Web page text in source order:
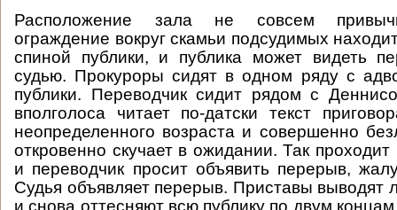
Расположение зала не совсем
ограждение вокруг скамьи подсудимых
спиной публики, и публика может видеть
судью. Прокуроры сидят в одном ряду с
публики. Переводчик сидит рядом с
вполголоса читает по-датски текст
неопределенного возраста и совершенно
откровенно скучает в ожидании. Так
и переводчик просит объявить перерыв,
Судья объявляет перерыв. Приставы выводят
и снова оттесняют всю публику по двум